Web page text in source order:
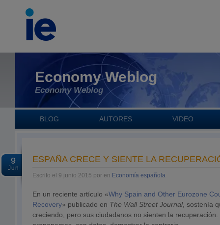
Economy Weblog
Economy Weblog
BLOG AUTORES VIDEO
9
Jun
ESPAÑA CRECE Y SIENTE LA
Escrito el 9 junio 2015 por en Economía española
En un reciente artículo «Why Spain and Other Eurozone
Recovery» publicado en The Wall Street Journal, sostenía
creciendo, pero sus ciudadanos no sienten la